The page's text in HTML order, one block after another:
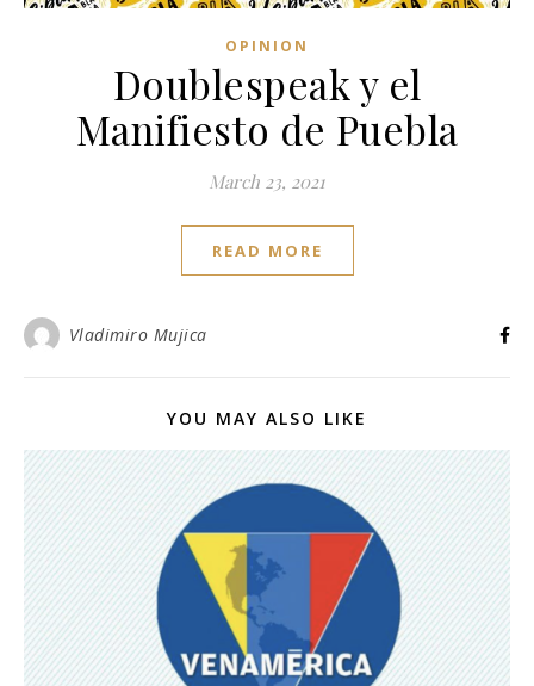
OPINION
Doublespeak y el
Manifiesto de Puebla
March 23, 2021
READ MORE
Vladimiro Mujica
YOU MAY ALSO LIKE